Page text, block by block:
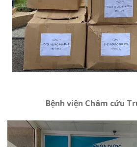
Bệnh viện Châm cứu